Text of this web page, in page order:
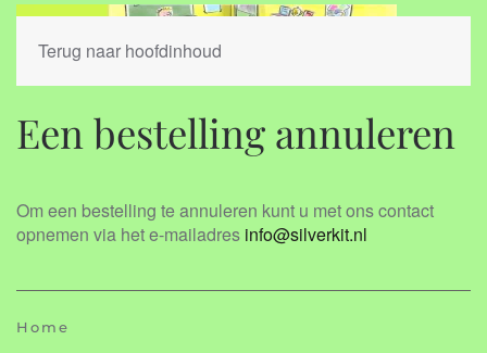
Terug naar hoofdinhoud
Een bestelling annuleren
Om een bestelling te annuleren kunt u met ons contact
opnemen via het e-mailadres info@silverkit.nl
Home